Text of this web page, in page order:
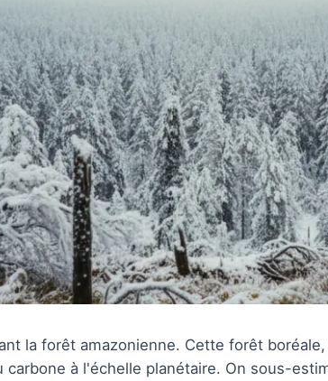
la forêt amazonienne. Cette forêt
carbone à l'échelle planétaire. On sous-